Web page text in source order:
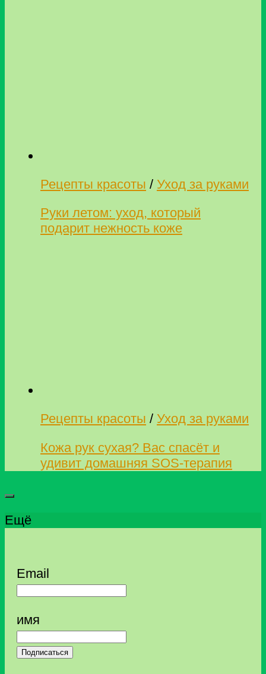
Рецепты красоты / Уход за руками
Руки летом: уход, который
подарит нежность коже
Рецепты красоты / Уход за руками
Кожа рук сухая? Вас спасёт и
удивит домашняя SOS-терапия
Ещё
Email
имя
Подписаться